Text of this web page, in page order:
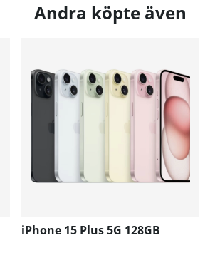
Andra köpte även
iPhone 15 Plus 5G 128GB